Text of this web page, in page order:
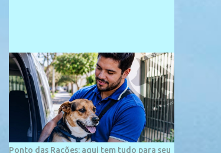
vizinhos. O bairro onde se localiza a praia é
palco de amplos investimentos e projetos
grandiosos como hotéis, pousadas e
residências de veraneio de grande porte. O
maior empreendimento fixado nessa área é
o SESC Praia, inaugurado em 12 de julho de
1996. Com arquitetura moderna,...
Ponto das Rações: aqui tem tudo para seu